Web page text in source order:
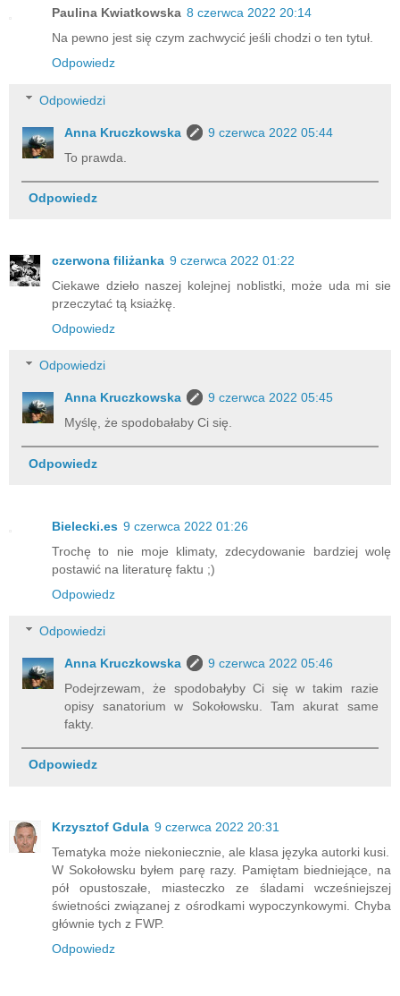
Paulina Kwiatkowska 8 czerwca 2022 20:14
Na pewno jest się czym zachwycić jeśli chodzi o ten tytuł.
Odpowiedz
Odpowiedzi
Anna Kruczkowska
9 czerwca 2022 05:44
To prawda.
Odpowiedz
czerwona filiżanka 9 czerwca 2022 01:22
Ciekawe dzieło naszej kolejnej noblistki, może uda mi sie
przeczytać tą ksiażkę.
Odpowiedz
Odpowiedzi
Anna Kruczkowska
9 czerwca 2022 05:45
Myślę, że spodobałaby Ci się.
Odpowiedz
Bielecki.es 9 czerwca 2022 01:26
Trochę to nie moje klimaty, zdecydowanie bardziej wolę
postawić na literaturę faktu ;)
Odpowiedz
Odpowiedzi
Anna Kruczkowska
9 czerwca 2022 05:46
Podejrzewam, że spodobałyby Ci się w takim razie
opisy sanatorium w Sokołowsku. Tam akurat same
fakty.
Odpowiedz
Krzysztof Gdula 9 czerwca 2022 20:31
Tematyka może niekoniecznie, ale klasa języka autorki kusi.
W Sokołowsku byłem parę razy. Pamiętam biedniejące, na
pół opustoszałe, miasteczko ze śladami wcześniejszej
świetności związanej z ośrodkami wypoczynkowymi. Chyba
głównie tych z FWP.
Odpowiedz